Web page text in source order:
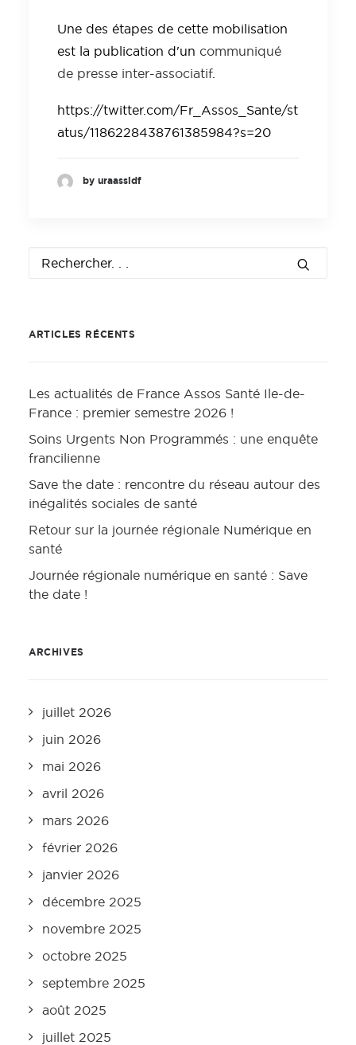
Une des étapes de cette mobilisation
est la publication d'un communiqué
de presse inter-associatif.
https://twitter.com/Fr_Assos_Sante/st
atus/1186228438761385984?s=20
by uraassidf
ARTICLES RÉCENTS
Les actualités de France Assos Santé Ile-de-
France : premier semestre 2026 !
Soins Urgents Non Programmés : une enquête
francilienne
Save the date : rencontre du réseau autour des
inégalités sociales de santé
Retour sur la journée régionale Numérique en
santé
Journée régionale numérique en santé : Save
the date !
ARCHIVES
juillet 2026
juin 2026
mai 2026
avril 2026
mars 2026
février 2026
janvier 2026
décembre 2025
novembre 2025
octobre 2025
septembre 2025
août 2025
juillet 2025